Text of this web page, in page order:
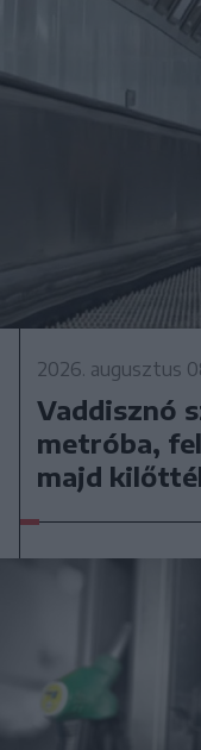
2026. augusztus
Vaddisznó
metróba,
majd